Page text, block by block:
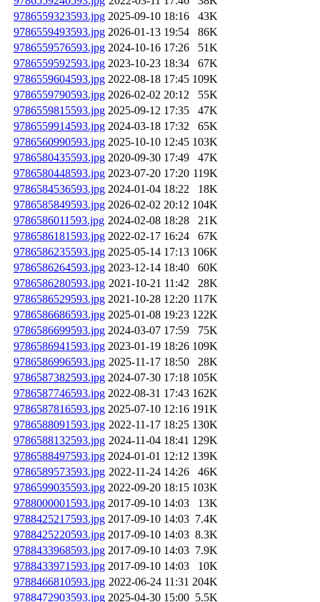
9786559323593.jpg 2025-09-10 18:16
43K
9786559493593.jpg 2026-01-13 19:54
86K
9786559576593.jpg 2024-10-16 17:26
51K
9786559592593.jpg 2023-10-23 18:34
67K
9786559604593.jpg 2022-08-18 17:45 109K
9786559790593.jpg 2026-02-02 20:12
55K
9786559815593.jpg 2025-09-12 17:35
47K
9786559914593.jpg 2024-03-18 17:32
65K
9786560990593.jpg 2025-10-10 12:45 103K
9786580435593.jpg 2020-09-30 17:49
47K
9786580448593.jpg 2023-07-20 17:20 119K
9786584536593.jpg 2024-01-04 18:22
18K
9786585849593.jpg 2026-02-02 20:12 104K
9786586011593.jpg 2024-02-08 18:28
21K
9786586181593.jpg 2022-02-17 16:24
67K
9786586235593.jpg 2025-05-14 17:13 106K
9786586264593.jpg 2023-12-14 18:40
60K
9786586280593.jpg 2021-10-21 11:42
28K
9786586529593.jpg 2021-10-28 12:20 117K
9786586686593.jpg 2025-01-08 19:23 122K
9786586699593.jpg 2024-03-07 17:59
75K
9786586941593.jpg 2023-01-19 18:26 109K
9786586996593.jpg 2025-11-17 18:50
28K
9786587382593.jpg 2024-07-30 17:18 105K
9786587746593.jpg 2022-08-31 17:43 162K
9786587816593.jpg 2025-07-10 12:16 191K
9786588091593.jpg 2022-11-17 18:25 130K
9786588132593.jpg 2024-11-04 18:41 129K
9786588497593.jpg 2024-01-01 12:12 139K
9786589573593.jpg 2022-11-24 14:26
46K
9786599035593.jpg 2022-09-20 18:15 103K
9788000001593.jpg 2017-09-10 14:03
13K
9788425217593.jpg 2017-09-10 14:03 7.4K
9788425220593.jpg 2017-09-10 14:03 8.3K
9788433968593.jpg 2017-09-10 14:03 7.9K
9788433971593.jpg 2017-09-10 14:03
10K
9788466810593.jpg 2022-06-24 11:31 204K
9788472903593.jpg 2025-04-30 15:00 5.5K